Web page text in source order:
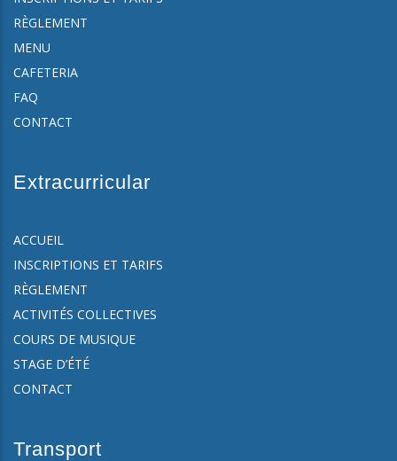
RÈGLEMENT
MENU
CAFETERIA
FAQ
CONTACT
Extracurricular
ACCUEIL
INSCRIPTIONS ET TARIFS
RÈGLEMENT
ACTIVITÉS COLLECTIVES
COURS DE MUSIQUE
STAGE D’ÉTÉ
CONTACT
Transport